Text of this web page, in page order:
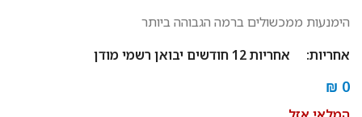
הימנעות ממכשולים ברמה הגבוהה ביותר
אחריות:
אחריות 12 חודשים יבואן רשמי מודן
₪ 0